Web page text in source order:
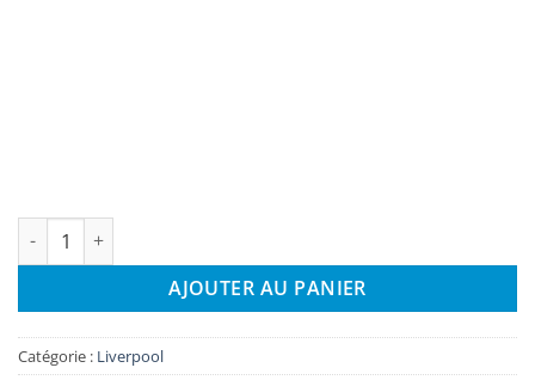
quantité de Maillot Liverpool Gardien 2026/2027
AJOUTER AU PANIER
Catégorie : Liverpool